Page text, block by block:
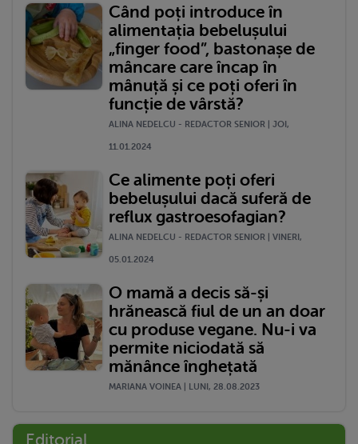
Când poți introduce în
alimentația bebelușului
„finger food”, bastonașe de
mâncare care încap în
mânuță și ce poți oferi în
funcție de vârstă?
ALINA NEDELCU - REDACTOR SENIOR | JOI,
11.01.2024
Ce alimente poți oferi
bebelușului dacă suferă de
reflux gastroesofagian?
ALINA NEDELCU - REDACTOR SENIOR | VINERI,
05.01.2024
O mamă a decis să-și
hrănească fiul de un an doar
cu produse vegane. Nu-i va
permite niciodată să
mănânce înghețată
MARIANA VOINEA | LUNI, 28.08.2023
Editorial